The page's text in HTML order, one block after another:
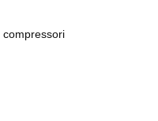
compressori